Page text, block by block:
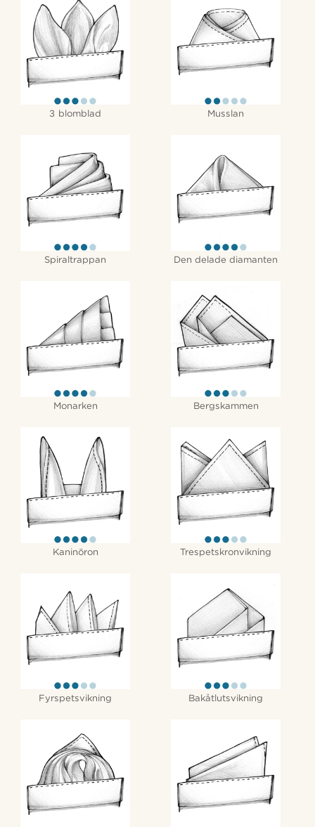
3 blomblad Musslan
Spiraltrappan Den delade diamanten
Monarken Bergskammen
Kaninöron Trespetskronvikning
Fyrspetsvikning Bakåtlutsvikning